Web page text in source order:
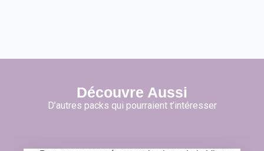
Découvre Aussi
D’autres packs qui pourraient t’intéresser